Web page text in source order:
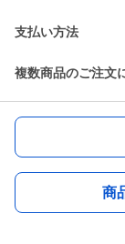
支払い方法
複数商品のご注文
商